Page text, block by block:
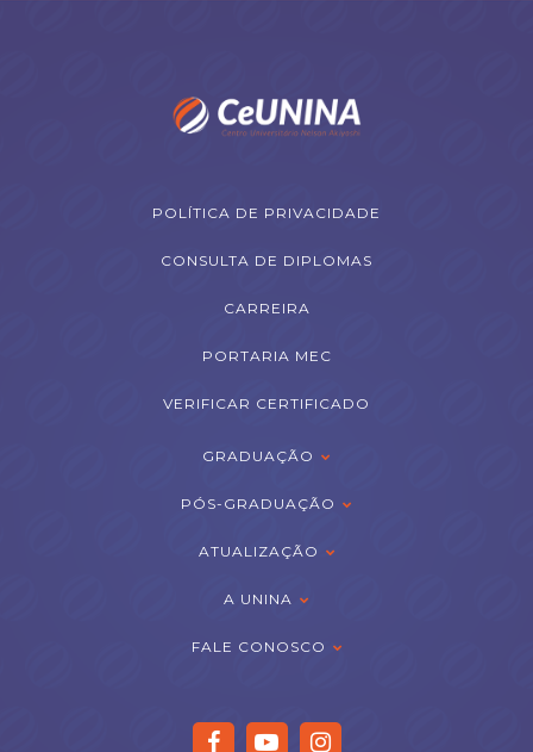
POLÍTICA DE PRIVACIDADE
CONSULTA DE DIPLOMAS
CARREIRA
PORTARIA MEC
VERIFICAR CERTIFICADO
GRADUAÇÃO
PÓS-GRADUAÇÃO
ATUALIZAÇÃO
A UNINA
FALE CONOSCO